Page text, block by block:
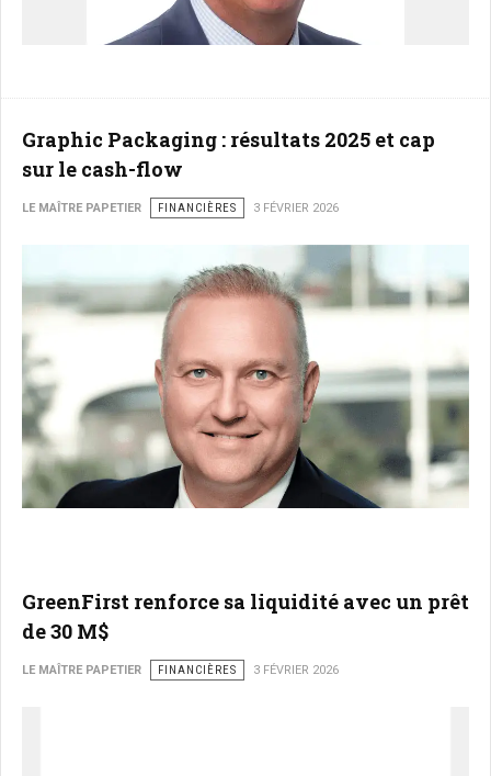
Graphic Packaging : résultats 2025 et cap
sur le cash-flow
LE MAÎTRE PAPETIER FINANCIÈRES 3 FÉVRIER 2026
GreenFirst renforce sa liquidité avec un prêt
de 30 M$
LE MAÎTRE PAPETIER FINANCIÈRES 3 FÉVRIER 2026